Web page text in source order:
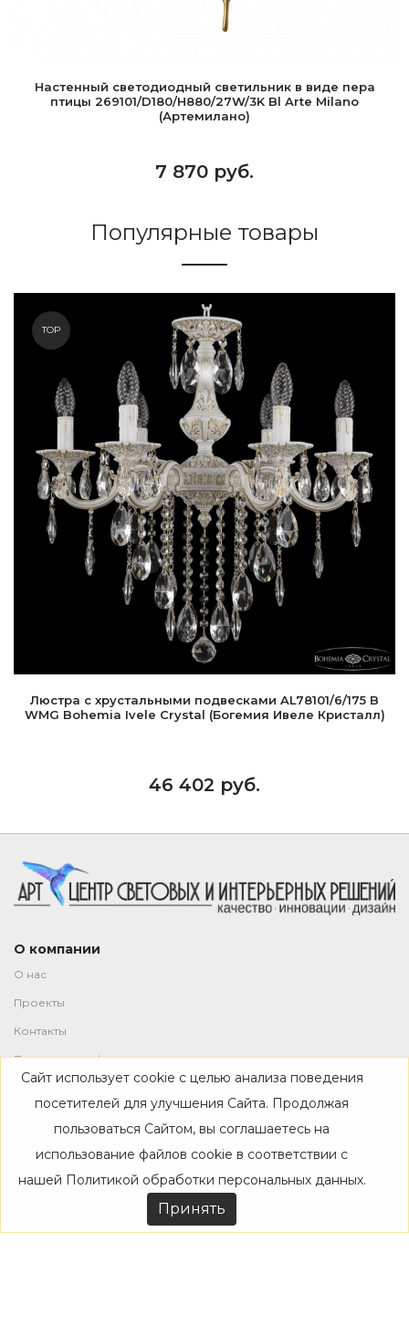
Настенный светодиодный светильник в виде пера
птицы 269101/D180/H880/27W/3K Bl Arte Milano
(Артемилано)
7 870 руб.
Популярные товары
TOP
Люстра с хрустальными подвесками AL78101/6/175 B
WMG Bohemia Ivele Crystal (Богемия Ивеле Кристалл)
46 402 руб.
О компании
О нас
Проекты
Контакты
Политика конфиденциальности
Магазин
Каталог
Дизайнерам
Акции
Сайт использует cookie с целью анализа поведения
посетителей для улучшения Сайта. Продолжая
пользоваться Сайтом, вы соглашаетесь на
использование файлов cookie в соответствии с
нашей Политикой обработки персональных данных.
Принять